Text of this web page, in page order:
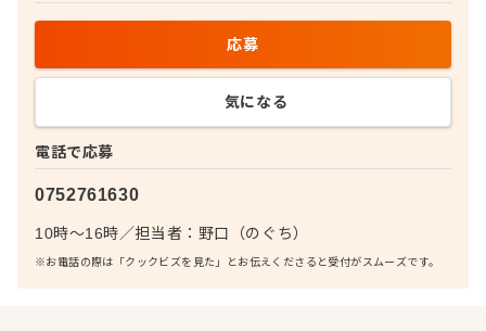
電話で応募
0752761630
10時～16時／担当者： 野口（のぐち）
※お電話の際は「クックビズを見た」とお伝えくださると受付がスムーズです。
応募
気になる